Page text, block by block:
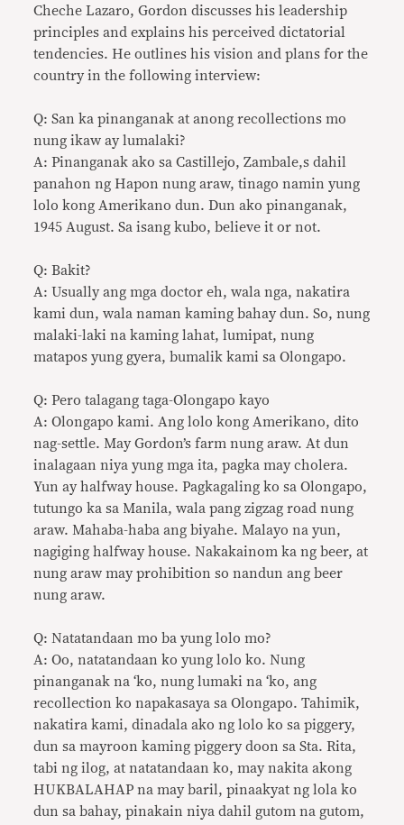
Cheche Lazaro, Gordon discusses his leadership
principles and explains his perceived dictatorial
tendencies. He outlines his vision and plans for the
country in the following interview:
Q: San ka pinanganak at anong recollections mo
nung ikaw ay lumalaki?
A: Pinanganak ako sa Castillejo, Zambale,s dahil
panahon ng Hapon nung araw, tinago namin yung
lolo kong Amerikano dun. Dun ako pinanganak,
1945 August. Sa isang kubo, believe it or not.
Q: Bakit?
A: Usually ang mga doctor eh, wala nga, nakatira
kami dun, wala naman kaming bahay dun. So, nung
malaki-laki na kaming lahat, lumipat, nung
matapos yung gyera, bumalik kami sa Olongapo.
Q: Pero talagang taga-Olongapo kayo
A: Olongapo kami. Ang lolo kong Amerikano, dito
nag-settle. May Gordon’s farm nung araw. At dun
inalagaan niya yung mga ita, pagka may cholera.
Yun ay halfway house. Pagkagaling ko sa Olongapo,
tutungo ka sa Manila, wala pang zigzag road nung
araw. Mahaba-haba ang biyahe. Malayo na yun,
nagiging halfway house. Nakakainom ka ng beer, at
nung araw may prohibition so nandun ang beer
nung araw.
Q: Natatandaan mo ba yung lolo mo?
A: Oo, natatandaan ko yung lolo ko. Nung
pinanganak na ‘ko, nung lumaki na ‘ko, ang
recollection ko napakasaya sa Olongapo. Tahimik,
nakatira kami, dinadala ako ng lolo ko sa piggery,
dun sa mayroon kaming piggery doon sa Sta. Rita,
tabi ng ilog, at natatandaan ko, may nakita akong
HUKBALAHAP na may baril, pinaakyat ng lola ko
dun sa bahay, pinakain niya dahil gutom na gutom,